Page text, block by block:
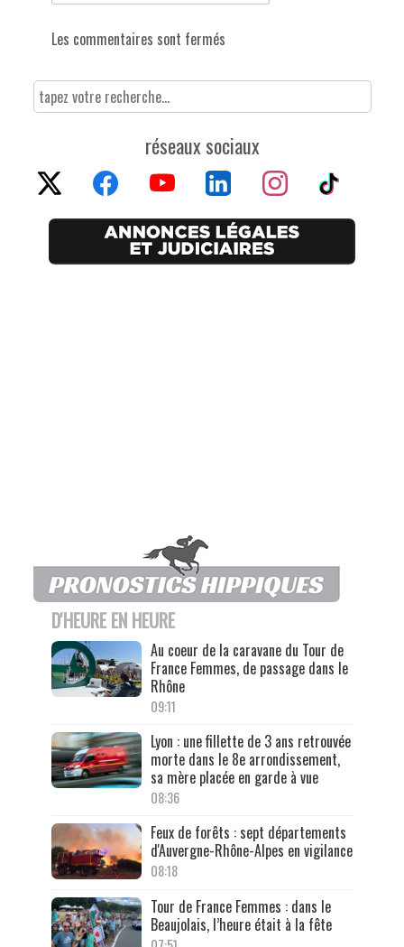
Les commentaires sont fermés
réseaux sociaux
D'HEURE EN HEURE
Au coeur de la caravane du Tour de
France Femmes, de passage dans le
Rhône
09:11
Lyon : une fillette de 3 ans retrouvée
morte dans le 8e arrondissement,
sa mère placée en garde à vue
08:36
Feux de forêts : sept départements
d'Auvergne-Rhône-Alpes en vigilance
08:18
Tour de France Femmes : dans le
Beaujolais, l’heure était à la fête